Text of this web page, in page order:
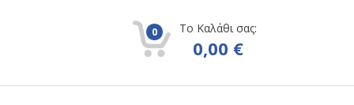
0 Το Καλάθι σας:
0,00 €